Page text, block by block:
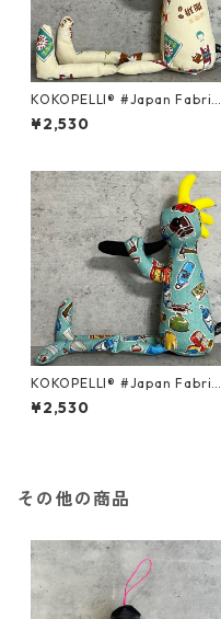
KOKOPELLI® #Japan Fabric
series ＃322/Mサイズ
¥2,530
KOKOPELLI® #Japan Fabric
series ＃067/Mサイズ
¥2,530
その他の商品